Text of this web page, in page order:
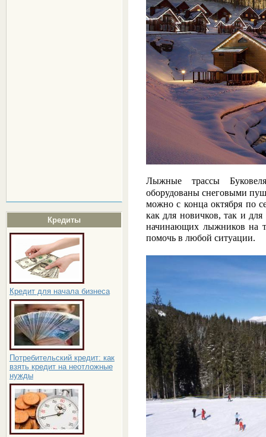
Кредиты
Кредит для начала бизнеса
Потребительский кредит: как
взять кредит на неотложные
нужды
Лыжные трассы
оборудованы снеговыми
можно с конца октября по
как для новичков, так и
начинающих лыжников на
помочь в любой ситуации.